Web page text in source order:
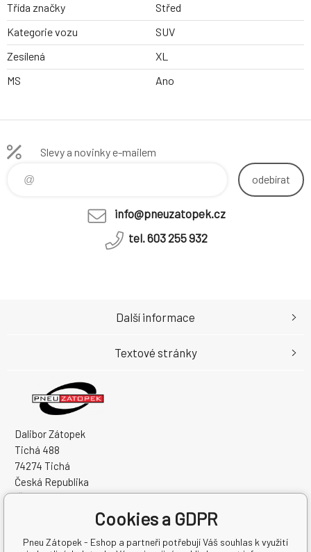
Třída značky
Střed
Kategorie vozu
SUV
Zesílená
XL
MS
Ano
Slevy a novinky e-mailem
odebírat
info@pneuzatopek.cz
tel. 603 255 932
Dalibor Zátopek
Tichá 488
74274 Tichá
Česká Republika
IČO: 63724383
DIČ: CZ7504094994
Další informace
Textové stránky
Cookies a GDPR
Pneu Zátopek - Eshop a partneři potřebují Váš souhlas k využití